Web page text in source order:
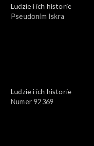
Ludzie i ich historie
Pseudonim Iskra
Ludzie i ich historie
Numer 92369